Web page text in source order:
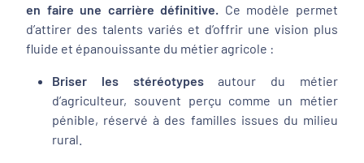
en faire une carrière définitive. Ce modèle permet
d’attirer des talents variés et d’offrir une vision plus
fluide et épanouissante du métier agricole :
Briser les stéréotypesautour du métier
d’agriculteur, souvent perçu comme un métier
pénible, réservé à des familles issues du milieu
rural.